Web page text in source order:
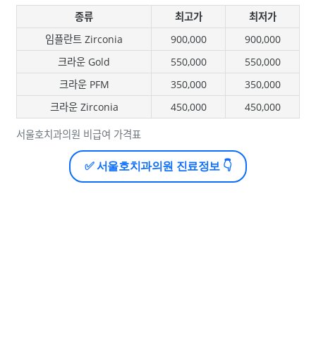
서울호치과의원 비급여 가격표
종류 최고가
최저가
임플란트 Zirconia
900,000
900,000
크라운 Gold
550,000
550,000
크라운 PFM
350,000
350,000
크라운 Zirconia
450,000 450,000
✅ 서울호치과의원 진료정보 👇